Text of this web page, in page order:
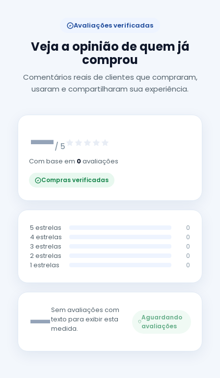
Avaliações verificadas
Veja a opinião de quem já
comprou
Comentários reais de clientes que compraram,
usaram e compartilharam sua experiência.
—/ 5
Com base em 0avaliações
Compras verificadas
5 estrelas 0
4 estrelas 0
3 estrelas 0
2 estrelas 0
1 estrelas 0
—Sem avaliações com
texto para exibir esta
medida.
Aguardando
avaliações